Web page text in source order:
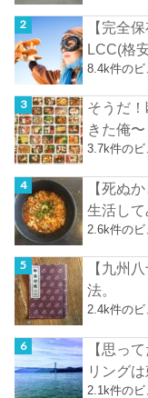
【完全
LCC(格
8.4k件のビ
そうだ
きた俺〜
3.7k件のビ
【死ぬ
生活して
2.6k件のビ
【九州
法。
2.4k件のビ
【思っ
リングは
2.1k件のビ